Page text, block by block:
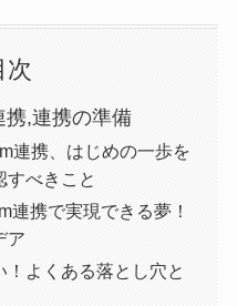
次
,連携の準備
連携、はじめの一歩を
すべきこと
連携で実現できる夢！
ア
よくある落とし穴と